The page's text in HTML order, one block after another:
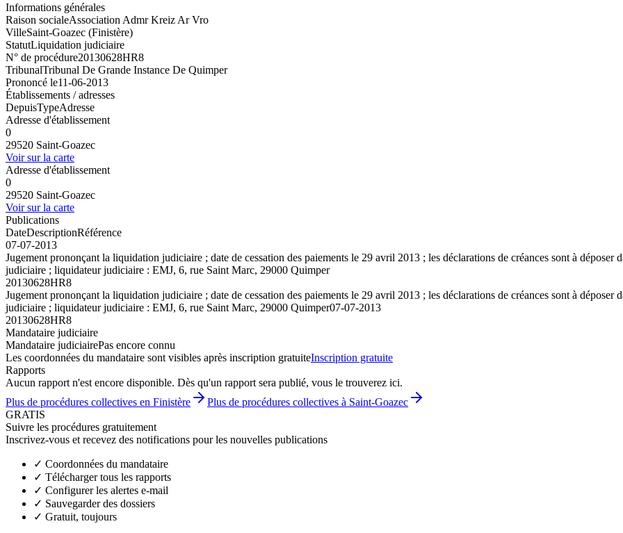
Informations générales
Raison socialeAssociation Admr Kreiz Ar Vro
VilleSaint-Goazec (Finistère)
StatutLiquidation judiciaire
N° de procédure20130628HR8
TribunalTribunal De Grande Instance De Quimper
Prononcé le11-06-2013
Établissements / adresses
DepuisTypeAdresse
Adresse d'établissement
0
29520 Saint-Goazec
Voir sur la carte
Adresse d'établissement
0
29520 Saint-Goazec
Voir sur la carte
Publications
DateDescriptionRéférence
07-07-2013
Jugement prononçant la liquidation judiciaire ; date de cessation des paiements le 29 avril 2013 ; les déclarations de créances sont à
judiciaire ; liquidateur judiciaire : EMJ, 6, rue Saint Marc, 29000 Quimper
20130628HR8
Jugement prononçant la liquidation judiciaire ; date de cessation des paiements le 29 avril 2013 ; les déclarations de créances sont à
judiciaire ; liquidateur judiciaire : EMJ, 6, rue Saint Marc, 29000 Quimper07-07-2013
20130628HR8
Mandataire judiciaire
Mandataire judiciairePas encore connu
Les coordonnées du mandataire sont visibles après inscription gratuiteInscription gratuite
Rapports
Aucun rapport n'est encore disponible. Dès qu'un rapport sera publié, vous le trouverez ici.
Plus de procédures collectives en Finistère
Plus de procédures collectives à Saint-Goazec
GRATIS
Suivre les procédures gratuitement
Inscrivez-vous et recevez des notifications pour les nouvelles publications
✓ Coordonnées du mandataire
✓ Télécharger tous les rapports
✓ Configurer les alertes e-mail
✓ Sauvegarder des dossiers
✓ Gratuit, toujours